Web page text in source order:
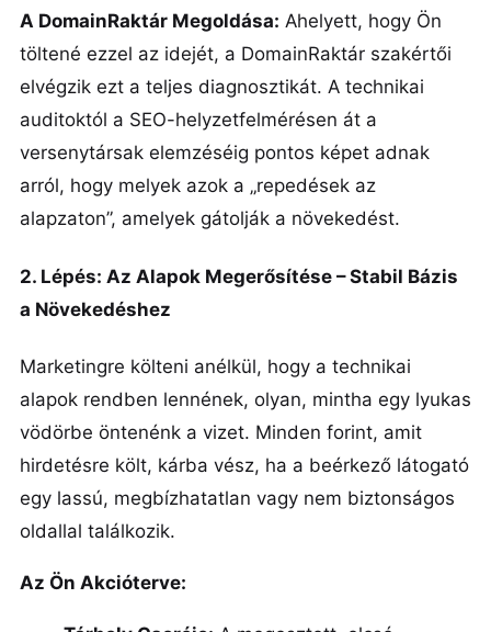
A DomainRaktár Megoldása: Ahelyett, hogy Ön
töltené ezzel az idejét, a DomainRaktár szakértői
elvégzik ezt a teljes diagnosztikát. A technikai
auditoktól a SEO-helyzetfelmérésen át a
versenytársak elemzéséig pontos képet adnak
arról, hogy melyek azok a „repedések az
alapzaton”, amelyek gátolják a növekedést.
2. Lépés: Az Alapok Megerősítése – Stabil Bázis
a Növekedéshez
Marketingre költeni anélkül, hogy a technikai
alapok rendben lennének, olyan, mintha egy lyukas
vödörbe öntenénk a vizet. Minden forint, amit
hirdetésre költ, kárba vész, ha a beérkező látogató
egy lassú, megbízhatatlan vagy nem biztonságos
oldallal találkozik.
Az Ön Akcióterve: